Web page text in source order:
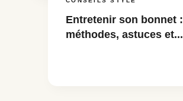
Entretenir son bonnet :
méthodes, astuces et...